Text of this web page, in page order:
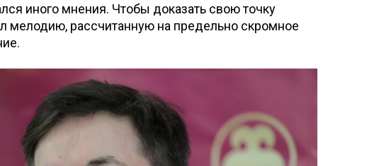
иного мнения. Чтобы доказать свою точку
мелодию, рассчитанную на предельно скромное